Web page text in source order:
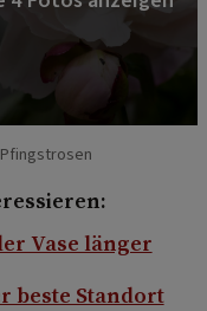
Vase länger
beste Standort